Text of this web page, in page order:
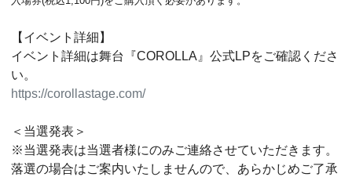
【イベント詳細】
イベント詳細は舞台『COROLLA』公式LPをご確認くださ
い。
https://corollastage.com/
＜当選発表＞
※当選発表は当選者様にのみご連絡させていただきます。
落選の場合はご案内いたしませんので、あらかじめご了承